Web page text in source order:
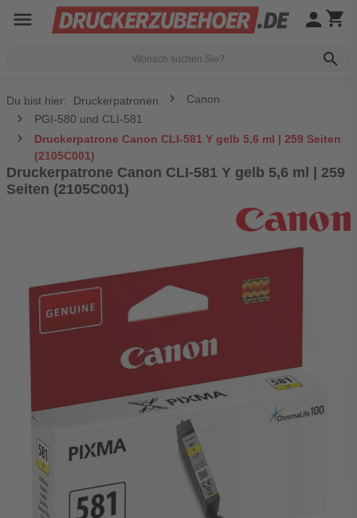
menu
search
person shopping_cart
Du bist hier: Druckerpatronen
Canon
PGI-580 und CLI-581
Druckerpatrone Canon CLI-581 Y gelb 5,6 ml | 259 Seiten
(2105C001)
Druckerpatrone Canon CLI-581 Y gelb 5,6 ml | 259
Seiten (2105C001)